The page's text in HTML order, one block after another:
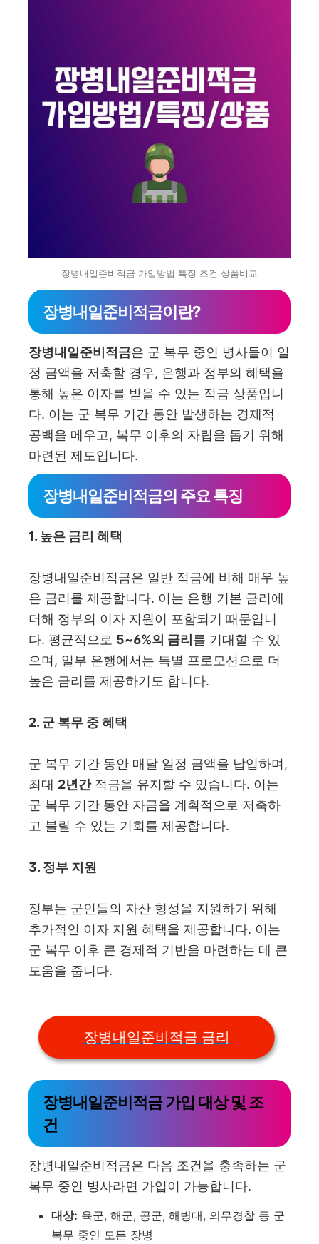
장병내일준비적금 가입방법 특징 조건 상품비교
장병내일준비적금이란?
장병내일준비적금은 군 복무 중인 병사들이 일
정 금액을 저축할 경우, 은행과 정부의 혜택을
통해 높은 이자를 받을 수 있는 적금 상품입니
다. 이는 군 복무 기간 동안 발생하는 경제적
공백을 메우고, 복무 이후의 자립을 돕기 위해
마련된 제도입니다.
장병내일준비적금의 주요 특징
1. 높은 금리 혜택
장병내일준비적금은 일반 적금에 비해 매우 높
은 금리를 제공합니다. 이는 은행 기본 금리에
더해 정부의 이자 지원이 포함되기 때문입니
다. 평균적으로 5~6%의 금리 를 기대할 수 있
으며, 일부 은행에서는 특별 프로모션으로 더
높은 금리를 제공하기도 합니다.
2. 군 복무 중 혜택
군 복무 기간 동안 매달 일정 금액을 납입하며,
최대 2년간적금을 유지할 수 있습니다. 이는
군 복무 기간 동안 자금을 계획적으로 저축하
고 불릴 수 있는 기회를 제공합니다.
3. 정부 지원
정부는 군인들의 자산 형성을 지원하기 위해
추가적인 이자 지원 혜택을 제공합니다. 이는
군 복무 이후 큰 경제적 기반을 마련하는 데 큰
도움을 줍니다.
장병내일준비적금 금리
장병내일준비적금 가입 대상 및 조
건
장병내일준비적금은 다음 조건을 충족하는 군
복무 중인 병사라면 가입이 가능합니다.
대상: 육군, 해군, 공군, 해병대, 의무경찰 등 군
복무 중인 모든 장병